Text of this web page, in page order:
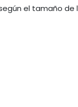
el tamaño de